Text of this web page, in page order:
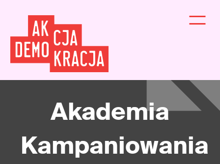
Akademia
Kampaniowania